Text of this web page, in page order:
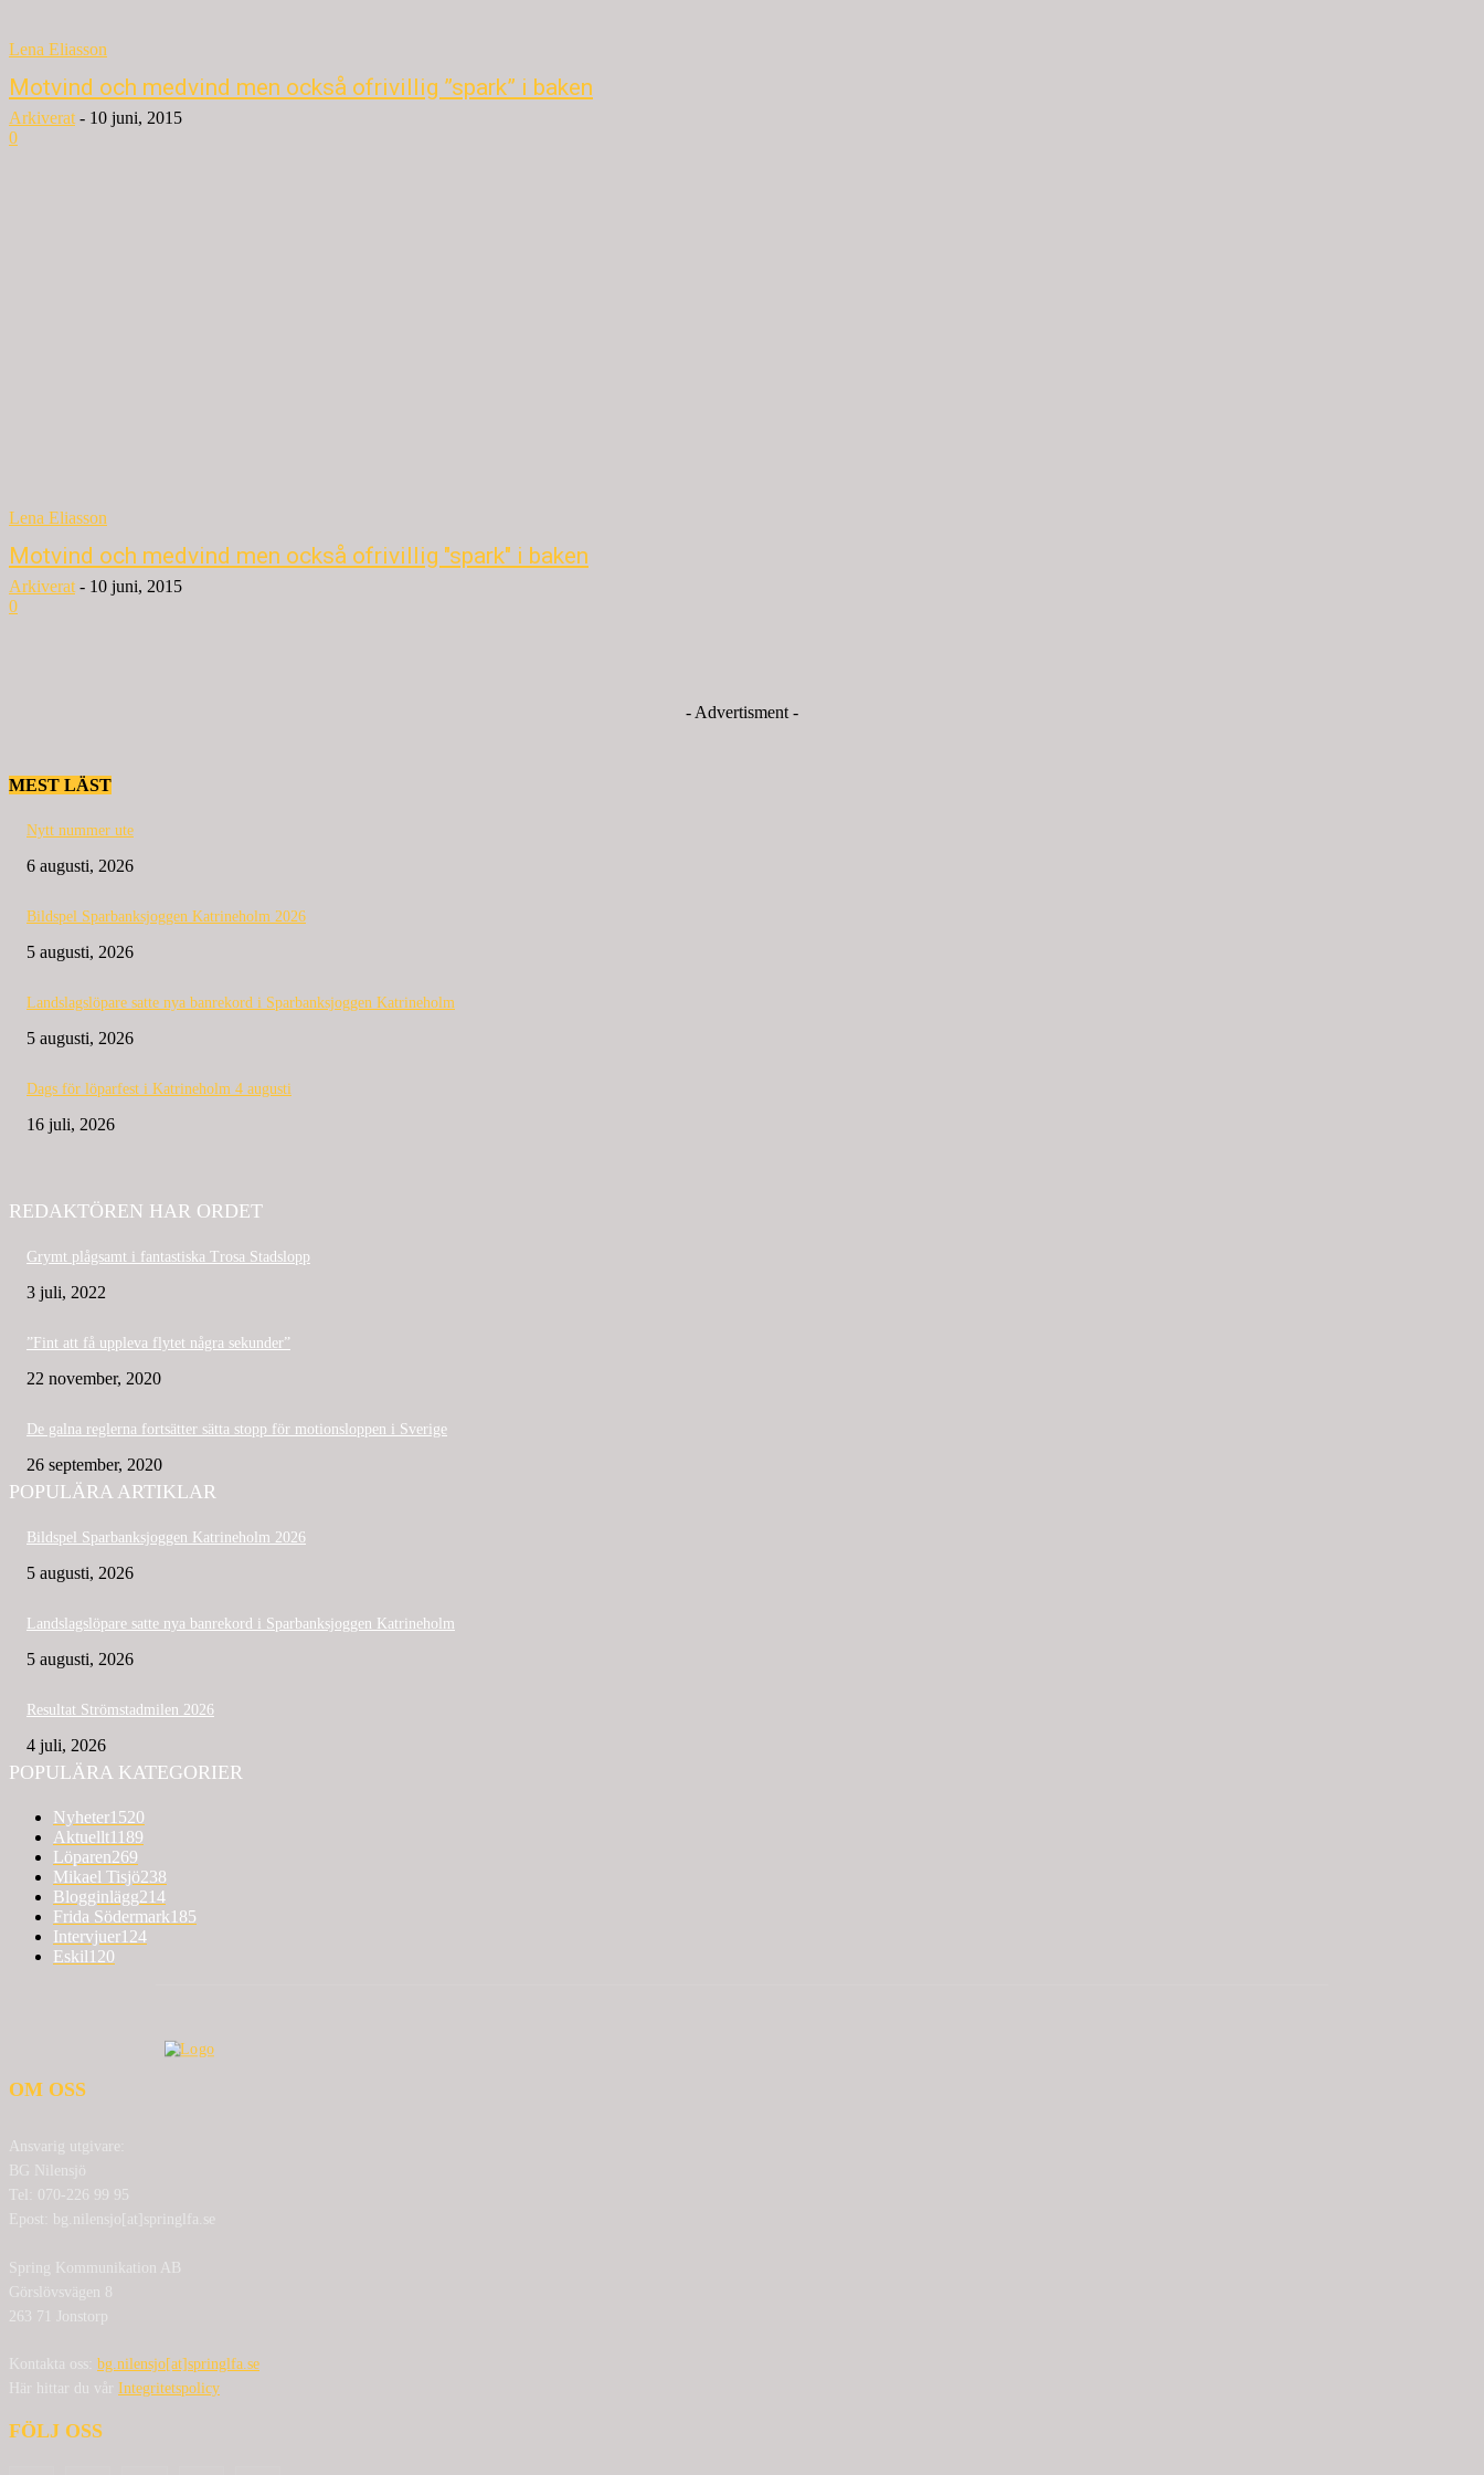
Lena Eliasson
Motvind och medvind men också ofrivillig ”spark” i baken
Arkiverat - 10 juni, 2015
0
Lena Eliasson
Motvind och medvind men också ofrivillig "spark" i baken
Arkiverat - 10 juni, 2015
0
- Advertisment -
MEST LÄST
Nytt nummer ute
6 augusti, 2026
Bildspel Sparbanksjoggen Katrineholm 2026
5 augusti, 2026
Landslagslöpare satte nya banrekord i Sparbanksjoggen Katrineholm
5 augusti, 2026
Dags för löparfest i Katrineholm 4 augusti
16 juli, 2026
REDAKTÖREN HAR ORDET
Grymt plågsamt i fantastiska Trosa Stadslopp
3 juli, 2022
”Fint att få uppleva flytet några sekunder”
22 november, 2020
De galna reglerna fortsätter sätta stopp för motionsloppen i Sverige
26 september, 2020
POPULÄRA ARTIKLAR
Bildspel Sparbanksjoggen Katrineholm 2026
5 augusti, 2026
Landslagslöpare satte nya banrekord i Sparbanksjoggen Katrineholm
5 augusti, 2026
Resultat Strömstadmilen 2026
4 juli, 2026
POPULÄRA KATEGORIER
Nyheter1520
Aktuellt1189
Löparen269
Mikael Tisjö238
Blogginlägg214
Frida Södermark185
Intervjuer124
Eskil120
OM OSS
Ansvarig utgivare:
BG Nilensjö
Tel: 070-226 99 95
Epost: bg.nilensjo[at]springlfa.se
Spring Kommunikation AB
Görslövsvägen 8
263 71 Jonstorp
Kontakta oss: bg.nilensjo[at]springlfa.se
Här hittar du vår Integritetspolicy
FÖLJ OSS